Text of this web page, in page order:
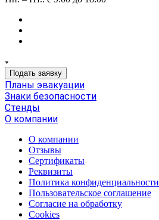
Подать заявку
Планы эвакуации
Знаки безопасности
Стенды
О компании
О компании
Отзывы
Сертификаты
Реквизиты
Политика конфиденциальности
Пользовательское соглашение
Согласие на обработку
Cookies